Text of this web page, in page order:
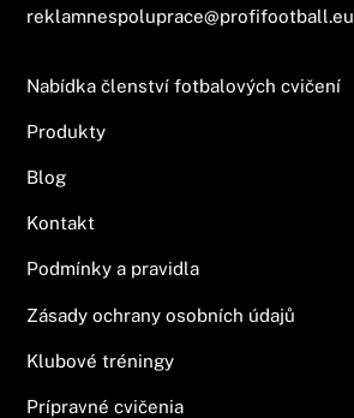
reklamnespoluprace@profifootball.eu
Nabídka členství fotbalových cvičení
Produkty
Blog
Kontakt
Podmínky a pravidla
Zásady ochrany osobních údajů
Klubové tréningy
Prípravné cvičenia